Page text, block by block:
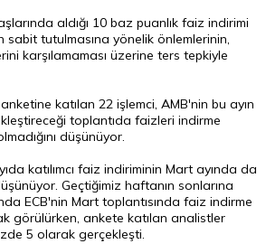
aldığı 10 baz puanlık faiz indirimi
sabit tutulmasına yönelik önlemlerinin,
karşılamaması üzerine ters tepkiyle
katılan 22 işlemci, AMB'nin bu ayın
toplantıda faizleri indirme
düşünüyor.
katılımcı faiz indiriminin Mart ayında da
Geçtiğimiz haftanın sonlarına
ECB'nin Mart toplantısında faiz indirme
görülürken, ankete katılan analistler
5 olarak gerçekleşti.